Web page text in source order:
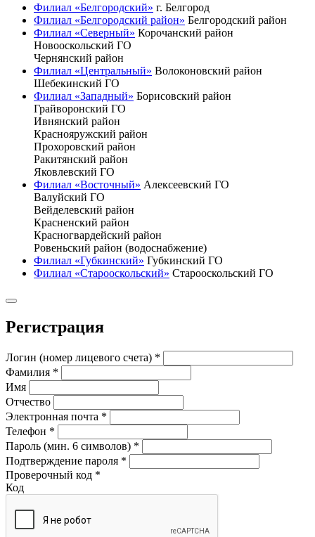
Филиал «Белгородский» г. Белгород
Филиал «Белгородский район» Белгородский район
Филиал «Северный» Корочанский район
Новооскольский ГО
Чернянский район
Филиал «Центральный» Волоконовский район
Шебекинский ГО
Филиал «Западный» Борисовский район
Грайворонский ГО
Ивнянский район
Краснояружский район
Прохоровский район
Ракитянский район
Яковлевский ГО
Филиал «Восточный» Алексеевский ГО
Валуйский ГО
Вейделевский район
Красненский район
Красногвардейский район
Ровеньский район (водоснабжение)
Филиал «Губкинский» Губкинский ГО
Филиал «Старооскольский» Старооскольский ГО
Регистрация
Логин (номер лицевого счета) *
Фамилия *
Имя
Отчество
Электронная почта *
Телефон *
Пароль (мин. 6 символов) *
Подтверждение пароля *
Проверочный код *
Код